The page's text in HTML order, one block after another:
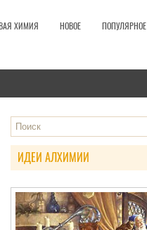
ХИМИЯ НОВОЕ ПОПУЛЯРНОЕ
ИДЕИ АЛХИМИИ